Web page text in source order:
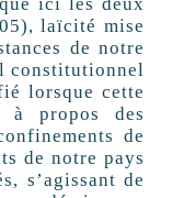
laïcité mise
de notre
constitutionnel
lorsque cette
à propos des
de
de notre pays
s’agissant de